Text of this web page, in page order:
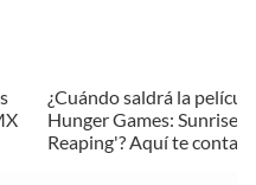
¿Cuándo saldrá la
Hunger Games: Sunrise
Reaping'? Aquí te